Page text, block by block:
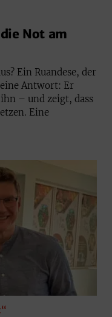
Not am
Ein Ruandese, der
Antwort: Er
– und zeigt, dass
Eine